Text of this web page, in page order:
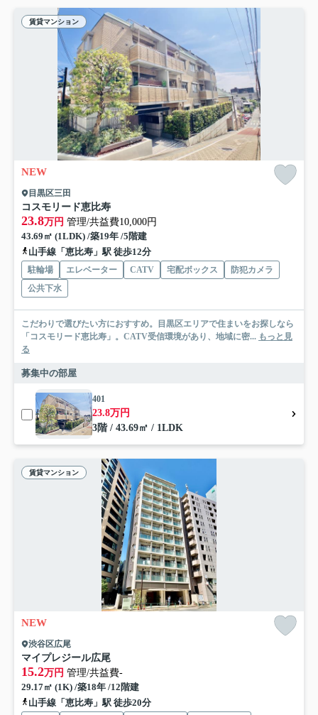
賃貸マンション
NEW
目黒区三田
コスモリード恵比寿
23.8万円 管理/共益費10,000円
43.69㎡ (1LDK) /築19年 /5階建
山手線「恵比寿」駅 徒歩12分
駐輪場 エレベーター CATV 宅配ボックス
防犯カメラ
公共下水
こだわりで選びたい方におすすめ。目黒区エリアで住まいをお探しなら
「コスモリード恵比寿」。CATV受信環境があり、地域に密... もっと見
る
募集中の部屋
401
23.8万円
3階 / 43.69㎡ / 1LDK
賃貸マンション
NEW
渋谷区広尾
マイプレジール広尾
15.2万円 管理/共益費-
29.17㎡ (1K) /築18年 /12階建
山手線「恵比寿」駅 徒歩20分